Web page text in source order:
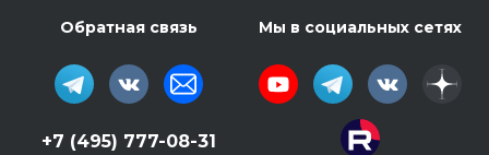
Обратная связь
+7 (495) 777-08-31
Мы в социальных сетях